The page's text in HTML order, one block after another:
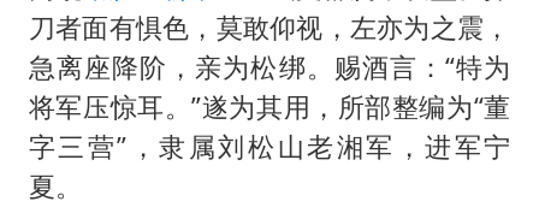
刀者面有惧色，莫敢仰视，左亦为之震，
急离座降阶，亲为松绑。赐酒言：“特为
将军压惊耳。”遂为其用，所部整编为“董
字三营”，隶属刘松山老湘军，进军宁
夏。